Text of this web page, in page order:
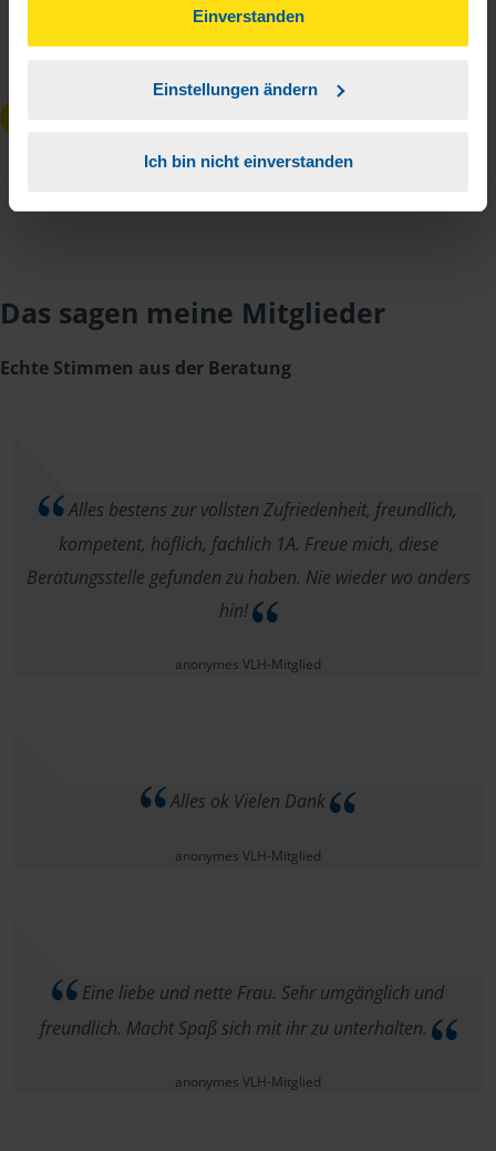
können Sie der Verwendung von Cookies, gemäß
unserer➔ Datenschutzrichtliniezustimmen.
Einverstanden
Einstellungen ändern
Ich bin nicht einverstanden
Das sagen meine Mitglieder
Echte Stimmen aus der Beratung
Alles bestens zur vollsten Zufriedenheit, freundlich,
kompetent, höflich, fachlich 1A. Freue mich, diese
Beratungsstelle gefunden zu haben. Nie wieder wo anders
hin!
anonymes VLH-Mitglied
Alles ok Vielen Dank
anonymes VLH-Mitglied
Eine liebe und nette Frau. Sehr umgänglich und
freundlich. Macht Spaß sich mit ihr zu unterhalten.
anonymes VLH-Mitglied